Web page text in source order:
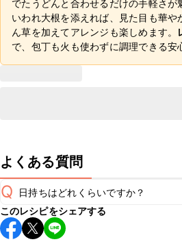
でたうどんと合わせるだけの手軽さ
いわれ大根を添えれば、見た目も華
ん草を加えてアレンジも楽しめます。
で、包丁も火も使わずに調理できる安
よくある質問
Q 日持ちはどれくらいですか？
こちらのレシピは出来たてをお召し
すすめします。
このレシピをシェアする